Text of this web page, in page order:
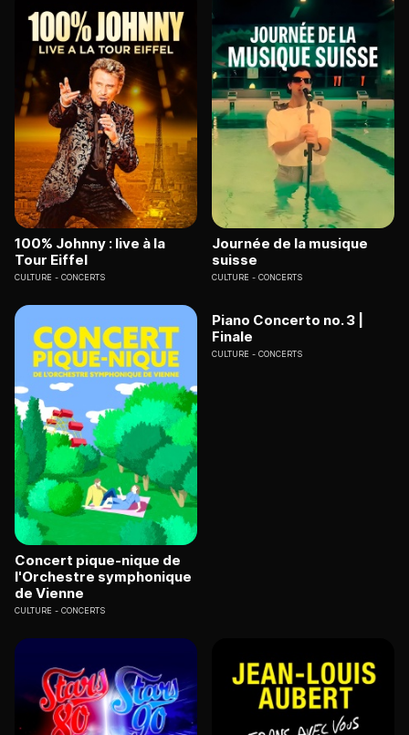
100% Johnny : live à la
Tour Eiffel
CULTURE CONCERTS
Journée de la musique
suisse
CULTURE CONCERTS
Concert pique-nique de
l'Orchestre symphonique
de Vienne
CULTURE CONCERTS
Piano Concerto no. 3 |
Finale
CULTURE CONCERTS